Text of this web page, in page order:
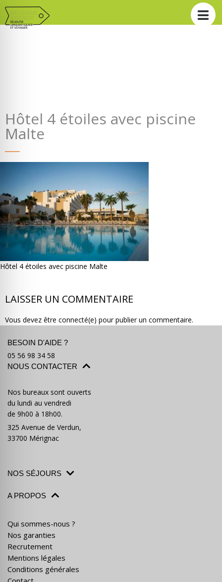
Hôtel 4 étoiles avec piscine
Malte
Hôtel 4 étoiles avec piscine Malte
LAISSER UN COMMENTAIRE
Vous devez être connecté(e) pour publier un commentaire.
BESOIN D'AIDE ?
05 56 98 34 58
NOUS CONTACTER
Nos bureaux sont ouverts
du lundi au vendredi
de 9h00 à 18h00.
325 Avenue de Verdun,
33700 Mérignac
NOS SÉJOURS
A PROPOS
Qui sommes-nous ?
Nos garanties
Recrutement
Mentions légales
Conditions générales